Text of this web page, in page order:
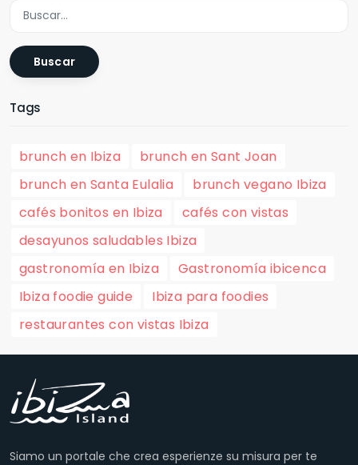
Buscar
Tags
brunch en Ibiza
brunch en Sant Joan
brunch en Santa Eulalia
brunch vegano Ibiza
cafés bonitos en Ibiza
cafés con vistas
desayunos saludables Ibiza
gastronomía en Ibiza
Gastronomía ibicenca
Ibiza foodie guide
Ibiza para foodies
restaurantes con vistas Ibiza
Siamo un portale che crea esperienze su misura per te